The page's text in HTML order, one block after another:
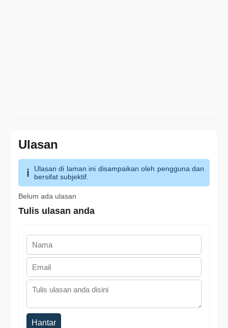
Ulasan
Ulasan di laman ini disampaikan oleh pengguna dan
bersifat subjektif.
Belum ada ulasan
Tulis ulasan anda
Hantar